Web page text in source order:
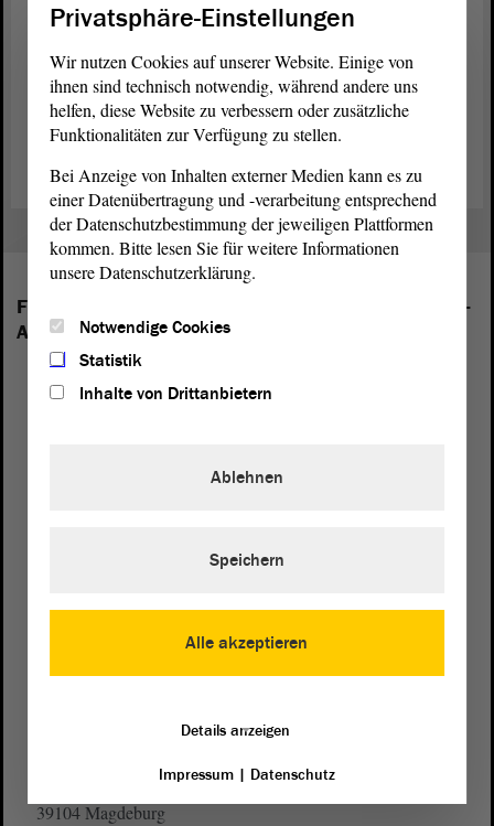
Folgende Fraktionen sind im Landtag von Sachsen-
Anhalt vertreten:
39104 Magdeburg
Privatsphäre-Einstellungen
Wir nutzen Cookies auf unserer Website. Einige von
ihnen sind technisch notwendig, während andere uns
helfen, diese Website zu verbessern oder zusätzliche
Funktionalitäten zur Verfügung zu stellen.
Bei Anzeige von Inhalten externer Medien kann es zu
einer Datenübertragung und -verarbeitung entsprechend
der Datenschutzbestimmung der jeweiligen Plattformen
kommen. Bitte lesen Sie für weitere Informationen
unsere Datenschutzerklärung.
Notwendige Cookies
Statistik
Inhalte von Drittanbietern
Alle akzeptieren
Ablehnen
Speichern
Details anzeigen
Impressum| Datenschutz